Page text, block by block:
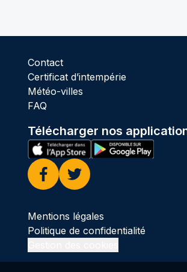
Contact
Certificat d’intempérie
Météo-villes
FAQ
Télécharger nos
Facebook
Twitter
Mentions légales
Politique de confidentialité